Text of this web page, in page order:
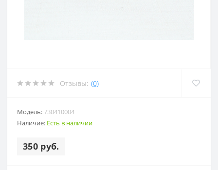
Отзывы: (0)
Модель:730410004
Наличие: Есть в наличии
350 руб.